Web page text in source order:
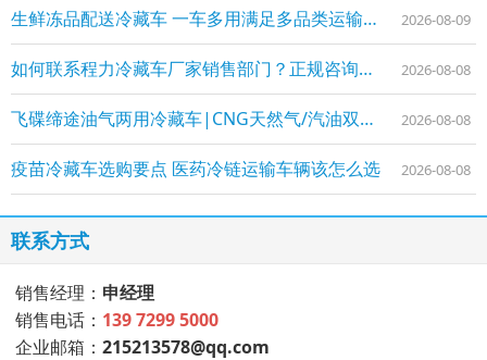
生鲜冻品配送冷藏车 一车多用满足多品类运输需求 2026-08-09
如何联系程力冷藏车厂家销售部门？正规咨询渠道与联系方式 2026-08-08
飞碟缔途油气两用冷藏车|CNG天然气/汽油双燃料冷链车型介绍 2026-08-08
疫苗冷藏车选购要点 医药冷链运输车辆该怎么选 2026-08-08
联系方式
销售经理： 申经理
销售电话： 139 7299 5000
企业邮箱： 215213578@qq.com